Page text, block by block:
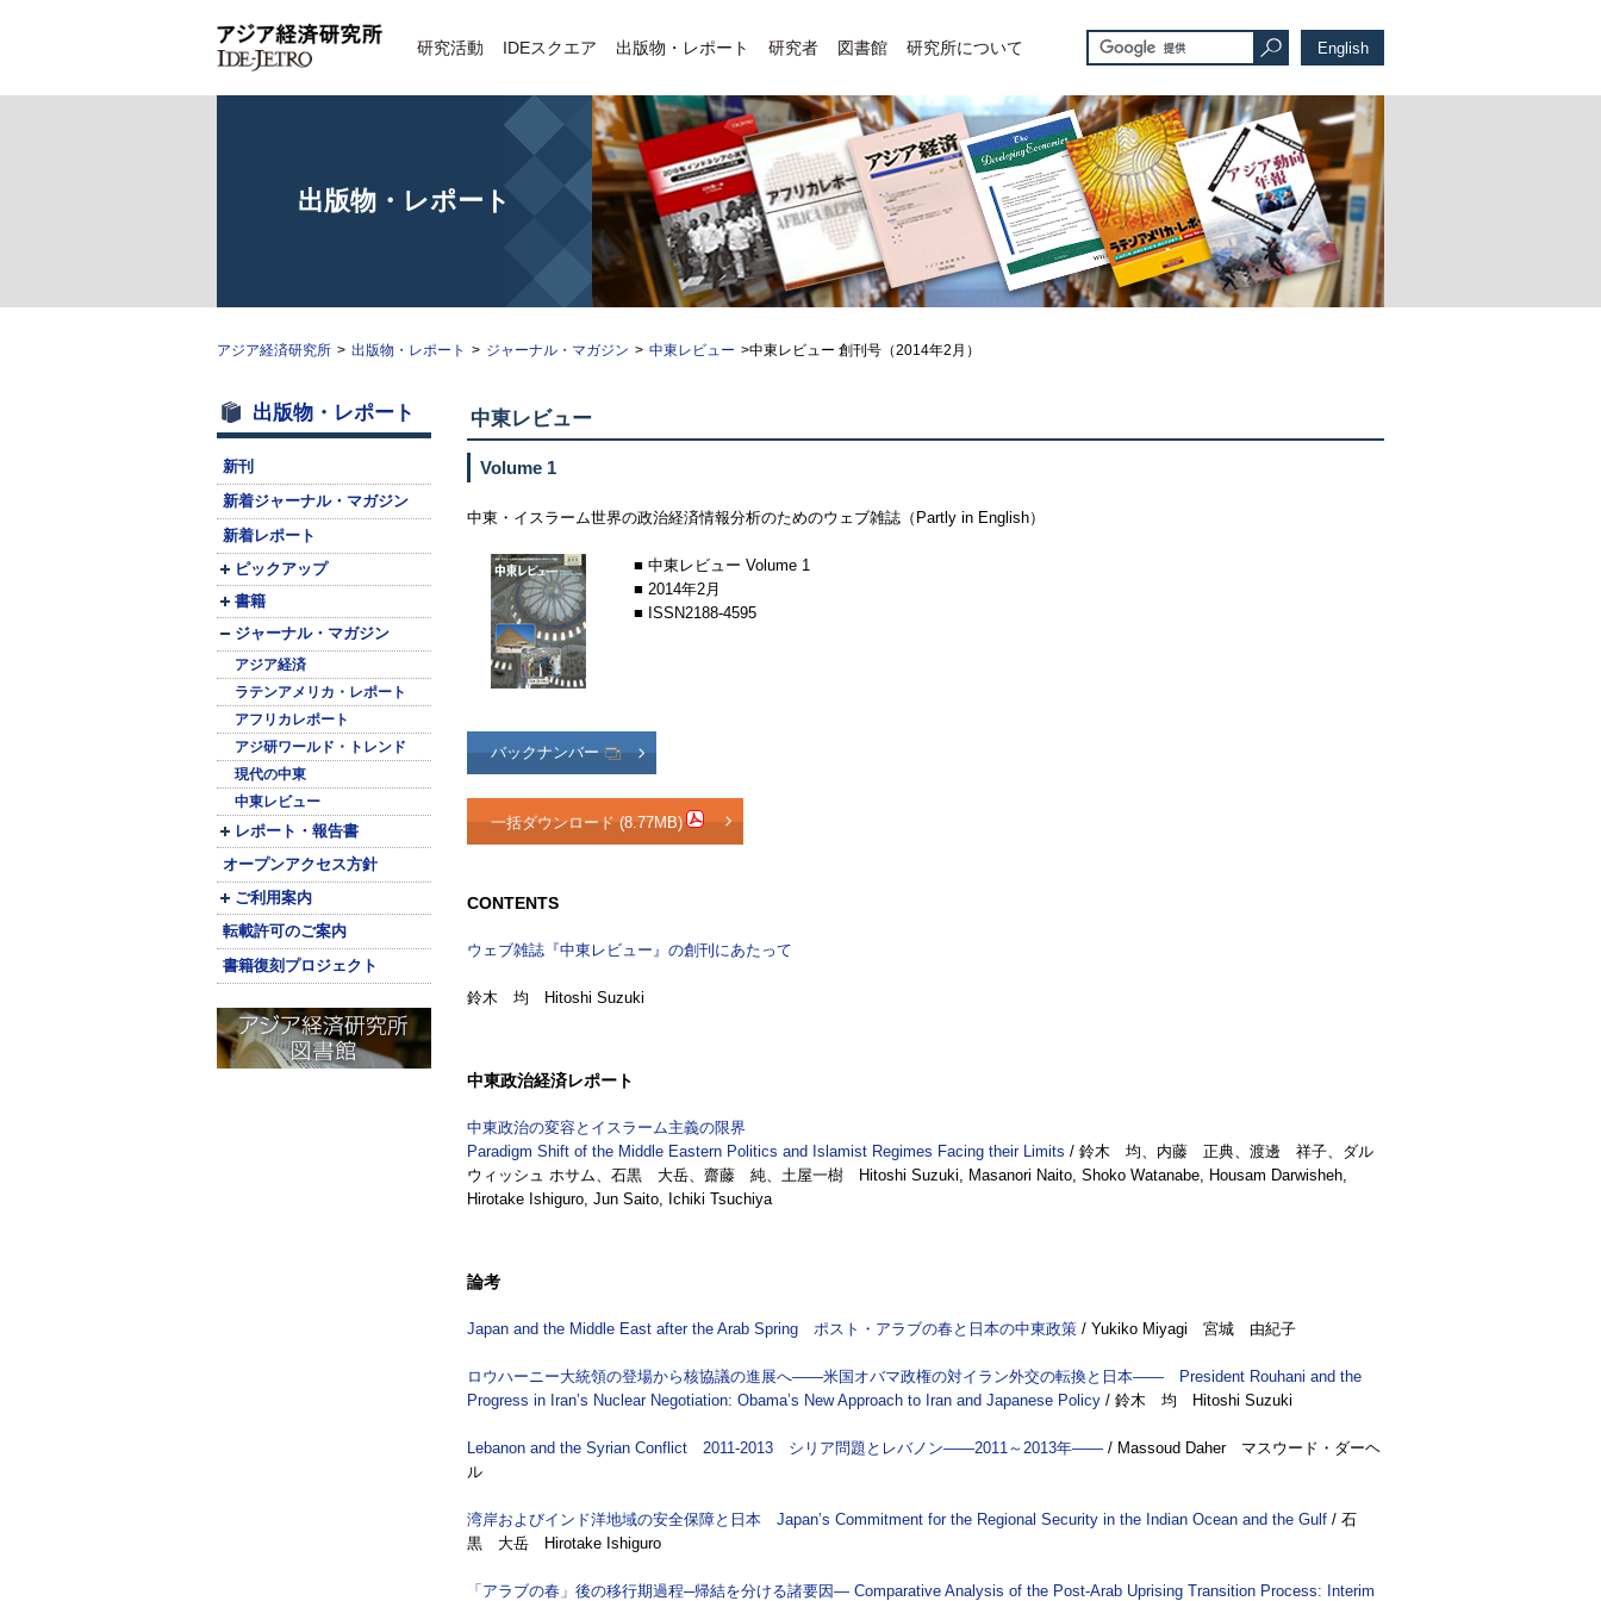
研究活動 IDEスクエア 出版物・レポート 研究者 図書館 研究所について English
出版物・レポート
アジア経済研究所 > 出版物・レポート > ジャーナル・マガジン > 中東レビュー >中東レビュー 創刊号（2014年2月）
出版物・レポート
新刊
新着ジャーナル・マガジン
新着レポート
ピックアップ
書籍
ジャーナル・マガジン
アジア経済
ラテンアメリカ・レポート
アフリカレポート
アジ研ワールド・トレンド
現代の中東
中東レビュー
レポート・報告書
オープンアクセス方針
ご利用案内
転載許可のご案内
書籍復刻プロジェクト
中東レビュー
Volume 1
中東・イスラーム世界の政治経済情報分析のためのウェブ雑誌（Partly in English）
■ 中東レビュー Volume 1
■ 2014年2月
■ ISSN2188-4595
バックナンバー
一括ダウンロード (8.77MB)
CONTENTS
ウェブ雑誌『中東レビュー』の創刊にあたって
鈴木 均 Hitoshi Suzuki
中東政治経済レポート
中東政治の変容とイスラーム主義の限界
Paradigm Shift of the Middle Eastern Politics and Islamist Regimes Facing their Limits / 鈴木 均、内藤 正典、渡邊 祥子、ダル
ウィッシュ ホサム、石黒 大岳、齋藤 純、土屋一樹 Hitoshi Suzuki, Masanori Naito, Shoko Watanabe, Housam Darwisheh,
Hirotake Ishiguro, Jun Saito, Ichiki Tsuchiya
論考
Japan and the Middle East after the Arab Spring ポスト・アラブの春と日本の中東政策 / Yukiko Miyagi 宮城 由紀子
ロウハーニー大統領の登場から核協議の進展へ——米国オバマ政権の対イラン外交の転換と日本——
President Rouhani and the
Progress in Iran’s Nuclear Negotiation: Obama’s New Approach to Iran and Japanese Policy / 鈴木 均 Hitoshi Suzuki
Lebanon and the Syrian Conflict 2011-2013 シリア問題とレバノン——2011～2013年—— / Massoud Daher マスウード・ダーヘ
ル
湾岸およびインド洋地域の安全保障と日本 Japan’s Commitment for the Regional Security in the Indian Ocean and the Gulf / 石
黒 大岳 Hirotake Ishiguro
「アラブの春」後の移行期過程─帰結を分ける諸要因— Comparative Analysis of the Post-Arab Uprising Transition Process: Interim